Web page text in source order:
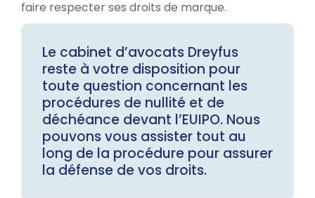
faire respecter ses droits de marque.
Le cabinet d’avocats Dreyfus
reste à votre disposition pour
toute question concernant les
procédures de nullité et de
déchéance devant l’EUIPO. Nous
pouvons vous assister tout au
long de la procédure pour assurer
la défense de vos droits.